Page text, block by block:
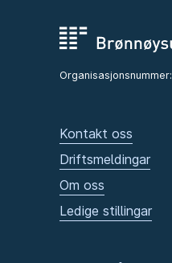
Organisasjonsnummer:
Kontakt oss
Driftsmeldingar
Om oss
Ledige stillingar